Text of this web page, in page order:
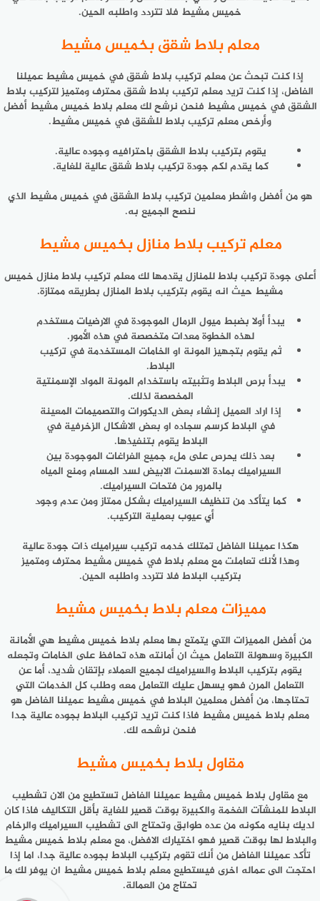
خميس مشيط فلا تتردد واطلبه الحين.
معلم بلاط شقق بخميس مشيط
إذا كنت تبحث عن معلم تركيب بلاط شقق في خميس مشيط عميلنا
الفاضل، إذا كنت تريد معلم تركيب بلاط شقق محترف ومتميز لتركيب بلاط
الشقق في خميس مشيط فنحن نرشح لك معلم بلاط خميس مشيط أفضل
وأرخص معلم تركيب بلاط للشقق في خميس مشيط.
يقوم بتركيب بلاط الشقق باحترافيه وجوده عالية.
كما يقدم لكم جودة تركيب بلاط شقق عالية للغاية.
هو من أفضل واشطر معلمين تركيب بلاط الشقق في خميس مشيط الذي
ننصح الجميع به.
معلم تركيب بلاط منازل بخميس مشيط
أعلى جودة تركيب بلاط للمنازل يقدمها لك معلم تركيب بلاط منازل خميس
مشيط حيث انه يقوم بتركيب بلاط المنازل بطريقه ممتازة.
يبدأ أولا بضبط ميول الرمال الموجودة في الارضيات مستخدم
لهذه الخطوة معدات متخصصة في هذه الأمور.
ثم يقوم بتجهيز المونة او الخامات المستخدمة في تركيب
البلاط.
يبدأ برص البلاط وتثبيته باستخدام المونة المواد الإسمنتية
المخصصة لذلك.
إذا اراد العميل إنشاء بعض الديكورات والتصميمات المعينة
في البلاط كرسم سجاده او بعض الاشكال الزخرفية في
البلاط يقوم بتنفيذها.
بعد ذلك يحرص على ملء جميع الفراغات الموجودة بين
السيراميك بمادة الاسمنت الابيض لسد المسام ومنع المياه
بالمرور من فتحات السيراميك.
كما يتأكد من تنظيف السيراميك بشكل ممتاز ومن عدم وجود
أي عيوب بعملية التركيب.
هكذا عميلنا الفاضل تمتلك خدمه تركيب سيراميك ذات جودة عالية
وهذا لأنك تعاملت مع معلم بلاط في خميس مشيط محترف ومتميز
بتركيب البلاط فلا تتردد واطلبه الحين.
مميزات معلم بلاط بخميس مشيط
من أفضل المميزات التي يتمتع بها معلم بلاط خميس مشيط هي الأمانة
الكبيرة وسهولة التعامل حيث ان أمانته هذه تحافظ على الخامات وتجعله
يقوم بتركيب البلاط والسيراميك لجميع العملاء بإتقان شديد، أما عن
التعامل المرن فهو يسهل عليك التعامل معه وطلب كل الخدمات التي
تحتاجها، من أفضل معلمين البلاط في خميس مشيط عميلنا الفاضل هو
معلم بلاط خميس مشيط فاذا كنت تريد تركيب البلاط بجوده عالية جدا
فنحن نرشحه لك.
مقاول بلاط بخميس مشيط
مع مقاول بلاط خميس مشيط عميلنا الفاضل تستطيع من الان تشطيب
البلاط للمنشآت الفخمة والكبيرة بوقت قصير للغاية بأقل التكاليف فاذا كان
لديك بنايه مكونه من عده طوابق وتحتاج الى تشطيب السيراميك والرخام
والبلاط لها بوقت قصير فهو اختيارك الافضل، مع معلم بلاط خميس مشيط
تأكد عميلنا الفاضل من أنك تقوم بتركيب البلاط بجوده عالية جدا، اما إذا
احتجت الى عماله اخرى فيستطيع معلم بلاط خميس مشيط ان يوفر لك ما
تحتاج من العمالة.